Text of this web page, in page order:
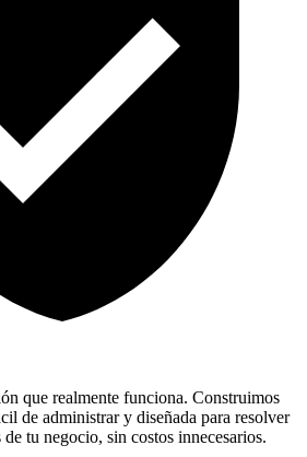
que realmente funciona. Construimos
de administrar y diseñada para resolver
tu negocio, sin costos innecesarios.